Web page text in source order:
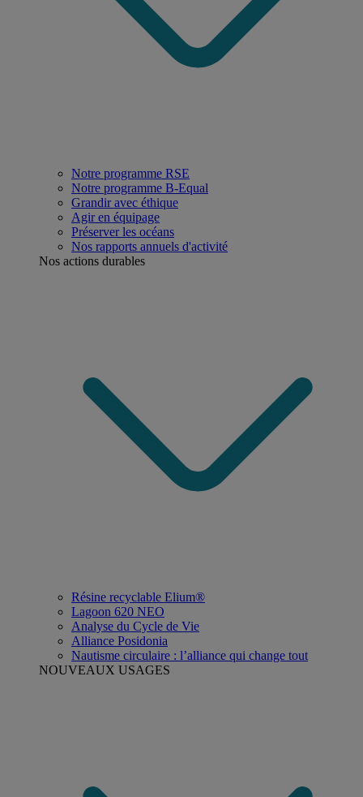
Notre programme RSE
Notre programme B-Equal
Grandir avec éthique
Agir en équipage
Préserver les océans
Nos rapports annuels d'activité
Nos actions durables
Résine recyclable Elium®
Lagoon 620 NEO
Analyse du Cycle de Vie
Alliance Posidonia
Nautisme circulaire : l’alliance qui change tout
NOUVEAUX USAGES